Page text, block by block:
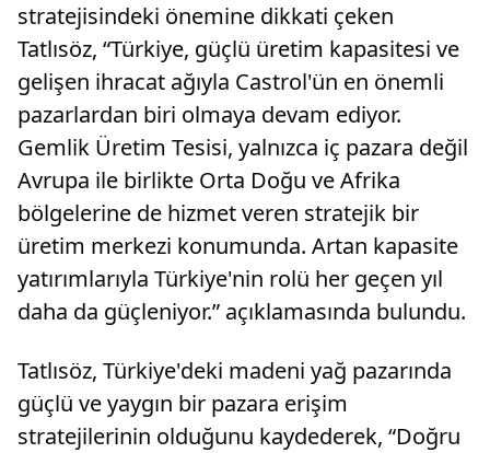
stratejisindeki önemine dikkati çeken
Tatlısöz, “Türkiye, güçlü üretim kapasitesi ve
gelişen ihracat ağıyla Castrol'ün en önemli
pazarlardan biri olmaya devam ediyor.
Gemlik Üretim Tesisi, yalnızca iç pazara değil
Avrupa ile birlikte Orta Doğu ve Afrika
bölgelerine de hizmet veren stratejik bir
üretim merkezi konumunda. Artan kapasite
yatırımlarıyla Türkiye'nin rolü her geçen yıl
daha da güçleniyor.” açıklamasında bulundu.
Tatlısöz, Türkiye'deki madeni yağ pazarında
güçlü ve yaygın bir pazara erişim
stratejilerinin olduğunu kaydederek, “Doğru